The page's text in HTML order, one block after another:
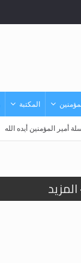
المكتبة
أمير المؤمنين أيده الله